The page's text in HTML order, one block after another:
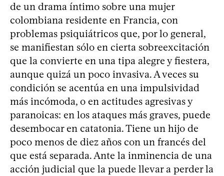
de un drama íntimo sobre una mujer
colombiana residente en Francia, con
problemas psiquiátricos que, por lo general,
se manifiestan sólo en cierta sobreexcitación
que la convierte en una tipa alegre y fiestera,
aunque quizá un poco invasiva. A veces su
condición se acentúa en una impulsividad
más incómoda, o en actitudes agresivas y
paranoicas: en los ataques más graves, puede
desembocar en catatonia. Tiene un hijo de
poco menos de diez años con un francés del
que está separada. Ante la inminencia de una
acción judicial que la puede llevar a perder la